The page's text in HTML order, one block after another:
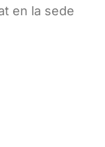
en la sede